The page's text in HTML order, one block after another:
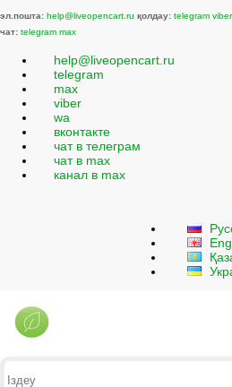
эл.пошта: help@liveopencart.ru қолдау: telegram viber
чат: telegram max
help@liveopencart.ru
telegram
max
viber
wa
вконтакте
чат в телеграм
чат в max
канал в max